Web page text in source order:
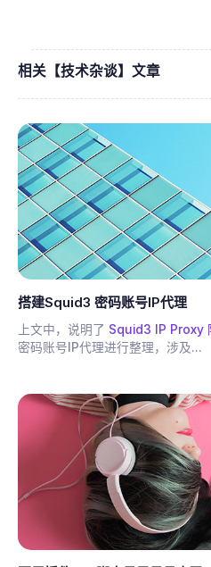
相关【技术杂谈】文章
搭建Squid3 密码账号IP代理
上文中，说明了 Squid3 IP Proxy
密码账号IP代理进行整理，涉及...